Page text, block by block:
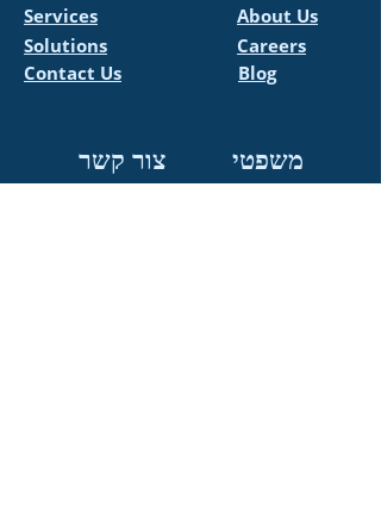
Services
Solutions
Contact Us
צור קשר
About Us
Careers
Blog
משפטי